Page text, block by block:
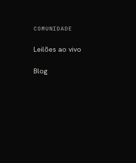
COMUNIDADE
Leilões ao vivo
Blog